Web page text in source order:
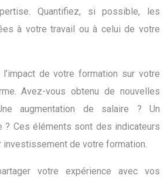
Quantifiez, si possible, les
à votre travail ou à celui de votre
de votre formation sur votre
Avez-vous obtenu de nouvelles
augmentation de salaire ? Un
? Ces éléments sont des indicateurs
investissement de votre formation.
votre expérience avec vos